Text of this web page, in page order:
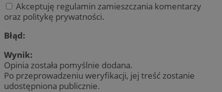
Akceptuję regulamin zamieszczania komentarzy
oraz politykę prywatności.
Błąd:
Wynik:
Opinia została pomyślnie dodana.
Po przeprowadzeniu weryfikacji, jej treść zostanie
udostępniona publicznie.